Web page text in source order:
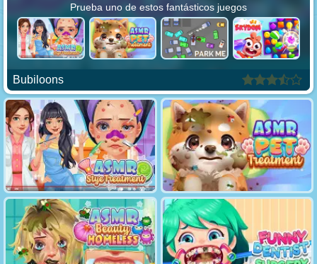
Prueba uno de estos fantásticos juegos
Bubiloons